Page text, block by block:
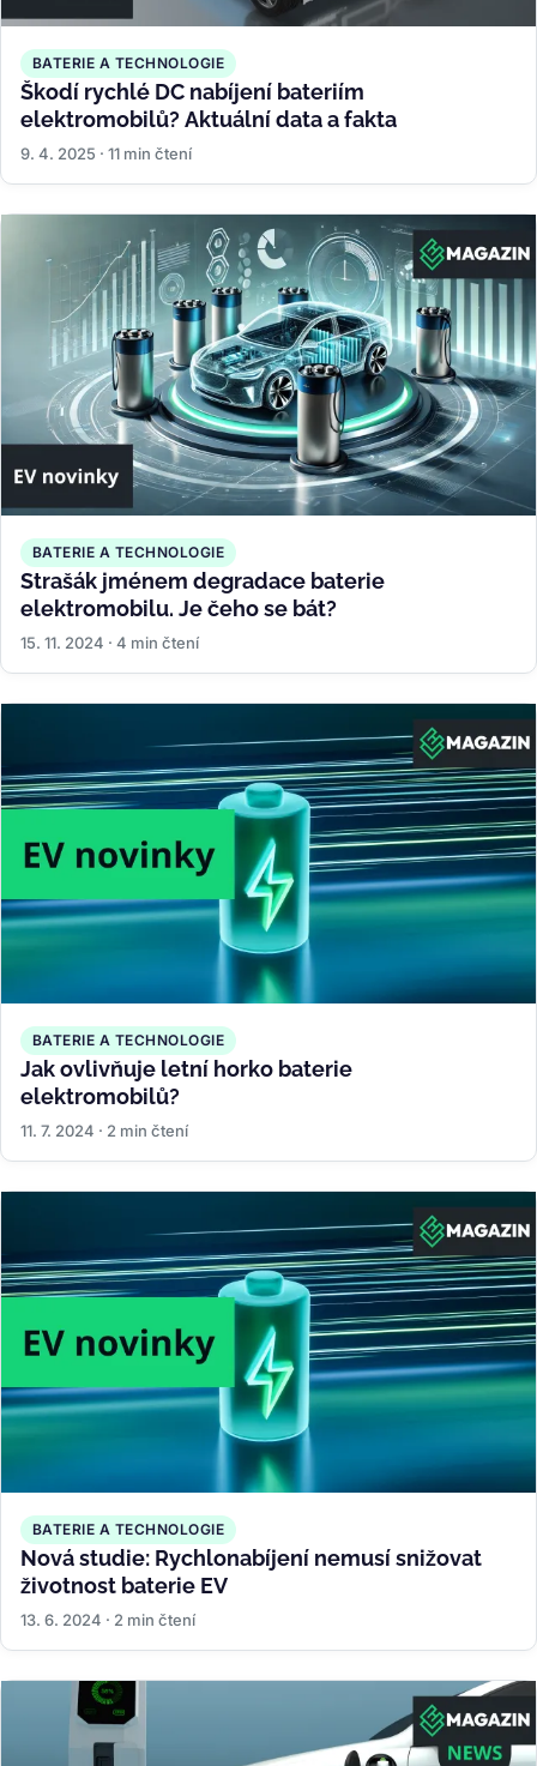
BATERIE A TECHNOLOGIE
Škodí rychlé DC nabíjení bateriím
elektromobilů? Aktuální data a fakta
9. 4. 2025 · 11 min čtení
BATERIE A TECHNOLOGIE
Strašák jménem degradace baterie
elektromobilu. Je čeho se bát?
15. 11. 2024 · 4 min čtení
BATERIE A TECHNOLOGIE
Jak ovlivňuje letní horko baterie
elektromobilů?
11. 7. 2024 · 2 min čtení
BATERIE A TECHNOLOGIE
Nová studie: Rychlonabíjení nemusí snižovat
životnost baterie EV
13. 6. 2024 · 2 min čtení